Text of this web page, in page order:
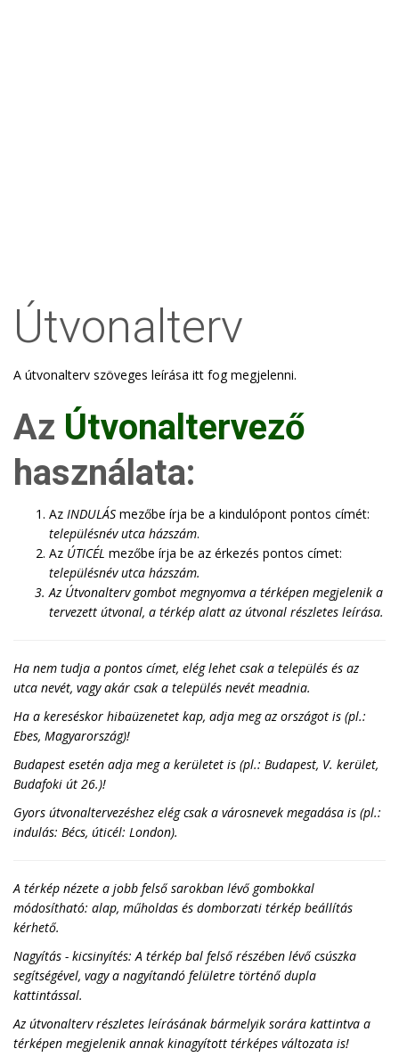
Útvonalterv
A útvonalterv szöveges leírása itt fog megjelenni.
Az Útvonaltervező
használata:
Az INDULÁS mezőbe írja be a kindulópont pontos címét:
településnév utca házszám.
Az ÚTICÉL mezőbe írja be az érkezés pontos címet:
településnév utca házszám.
Az Útvonaltervgombot megnyomva a térképen megjelenik a
tervezett útvonal, a térkép alatt az útvonal részletes leírása.
Ha nem tudja a pontos címet, elég lehet csak a település és az
utca nevét, vagy akár csak a település nevét meadnia.
Ha a kereséskor hibaüzenetet kap, adja meg az országot is (pl.:
Ebes, Magyarország)!
Budapest esetén adja meg a kerületet is (pl.: Budapest, V. kerület,
Budafoki út 26.)!
Gyors útvonaltervezéshez elég csak a városnevek megadása is (pl.:
indulás: Bécs, úticél: London).
A térkép nézete a jobb felső sarokban lévő gombokkal
módosítható: alap, műholdas és domborzati térkép beállítás
kérhető.
Nagyítás - kicsinyítés: A térkép bal felső részében lévő csúszka
segítségével, vagy a nagyítandó felületre történő dupla
kattintással.
Az útvonalterv részletes leírásának bármelyik sorára kattintva a
térképen megjelenik annak kinagyított térképes változata is!